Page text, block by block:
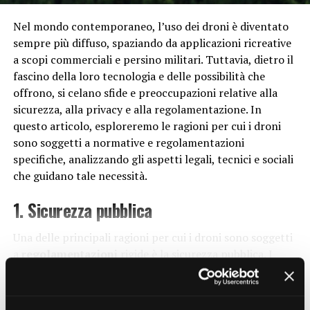
approcci nella lotta contro il cancro. Terapie come
l’immunoterapia, che sfruttano il sistema immunitario
del paziente per combattere il cancro, stanno
dimostrando un enorme potenziale nel migliorare le
prospettive di sopravvivenza e ridurre gli effetti
collaterali dei trattamenti tradizionali come la
chemioterapia.
Impatto sull’Ambiente e
sull’Agricoltura
La biotecnologia non è solo una forza di cambiamento
nel settore della salute, ma ha anche un impatto
significativo sull’ambiente e sull’agricoltura. Attraverso
grado di sviluppare varietà più resistenti alle malattie e
agli agenti atmosferici avversi, riducendo la dipendenza
Nel mondo contemporaneo, l’uso dei droni è diventato
sempre più diffuso, spaziando da applicazioni ricreative
a scopi commerciali e persino militari. Tuttavia, dietro il
fascino della loro tecnologia e delle possibilità che
offrono, si celano sfide e preoccupazioni relative alla
sicurezza, alla privacy e alla regolamentazione. In
questo articolo, esploreremo le ragioni per cui i droni
sono soggetti a normative e regolamentazioni
specifiche, analizzando gli aspetti legali, tecnici e sociali
che guidano tale necessità.
1. Sicurezza pubblica
Una delle principali ragioni per cui i droni sono soggetti
aregolamentazionirigide è la sicurezza pubblica. I
droni, soprattutto quelli di dimensioni maggiori
utilizzati per scopi commerciali, possono costituire un